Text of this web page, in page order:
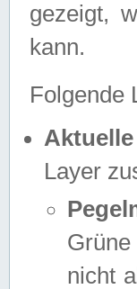
gezeigt,
kann.
Folgende
Layer
nicht